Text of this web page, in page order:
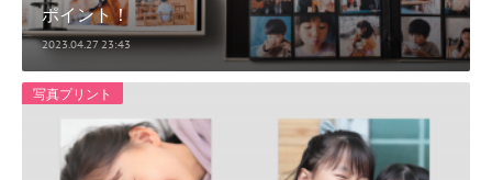
ポイント！
2023.04.27 23:43
写真プリント